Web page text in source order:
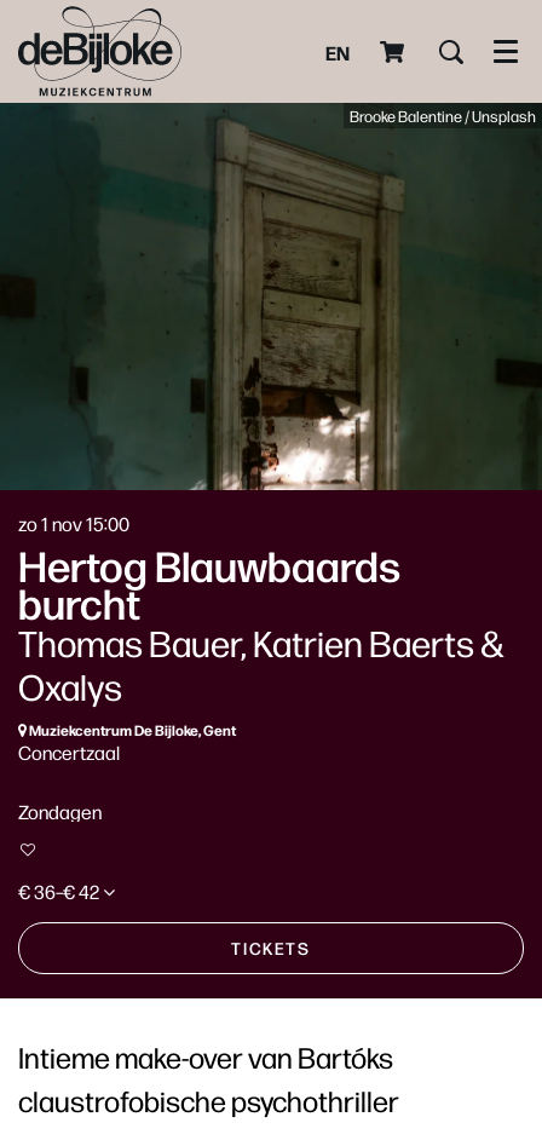
EN
Brooke Balentine / Unsplash
Hertog Blauwbaards
burcht
Thomas Bauer, Katrien Baerts &
Oxalys
zo 1 nov15:00
Muziekcentrum De Bijloke, Gent
Concertzaal
Zondagen
€ 36–€ 42
TICKETS
Intieme make-over van Bartóks
claustrofobische psychothriller